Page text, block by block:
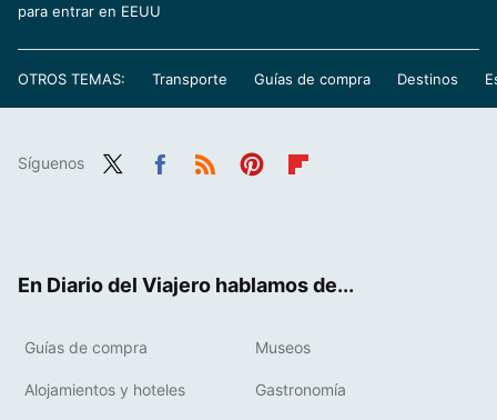
para entrar en EEUU
OTROS TEMAS: Transporte Guías de compra Destinos
Síguenos
En Diario del Viajero hablamos de...
Guías de compra Museos
Alojamientos y hoteles Gastronomía